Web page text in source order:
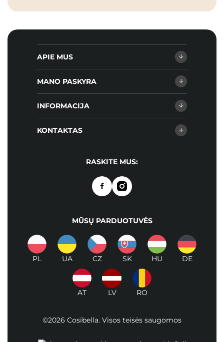
APIE MUS
MANO PASKYRA
INFORMACIJA
KONTAKTAS
RASKITE MUS:
MŪSŲ PARDUOTUVĖS
PL UA CZ SK HU DE
AT LV RO
©2026 Cosibella. Visos teisės saugomos